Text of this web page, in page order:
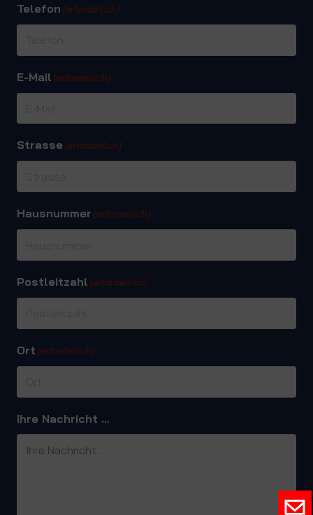
Telefon (erforderlich)
E-Mail (erforderlich)
Strasse (erforderlich)
Hausnummer (erforderlich)
Postleitzahl (erforderlich)
Ort (erforderlich)
Ihre Nachricht …